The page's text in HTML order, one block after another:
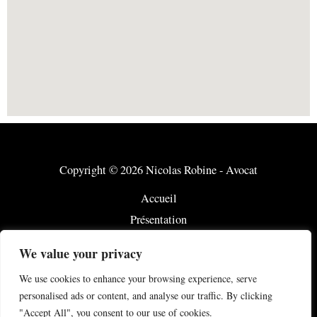
We value your privacy
We use cookies to enhance your browsing experience, serve
personalised ads or content, and analyse our traffic. By clicking
"Accept All", you consent to our use of cookies.
Copyright © 2026 Nicolas Robine - Avocat
Accueil
Présentation
Honoraires
Actualité
Contact